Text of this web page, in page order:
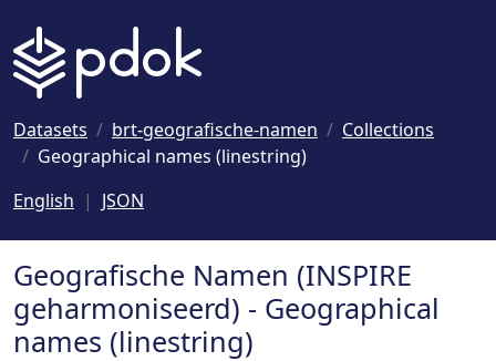
Datasets brt-geografische-namen
Collections
Geographical names (linestring)
English
JSON
Geografische Namen (INSPIRE
geharmoniseerd) - Geographical
names (linestring)